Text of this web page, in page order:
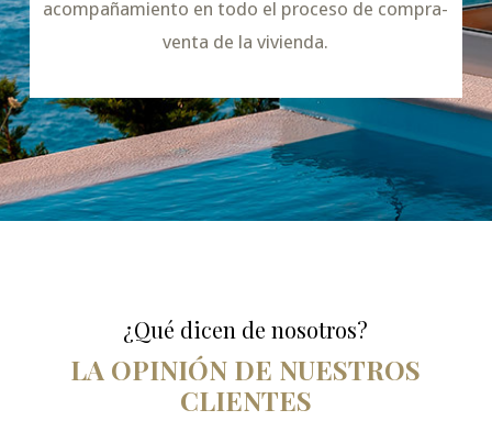
acompañamiento en todo el proceso de compra-
venta de la vivienda.
¿Qué dicen de nosotros?
LA OPINIÓN DE NUESTROS
CLIENTES